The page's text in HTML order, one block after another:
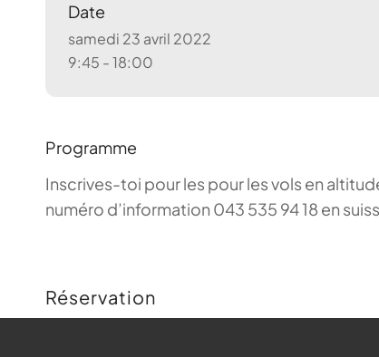
Date
samedi 23 avril 2022
9:45 - 18:00
Programme
Inscrives-toi pour les pour les vols en
numéro d’information 043 535 94 18 en
Réservation